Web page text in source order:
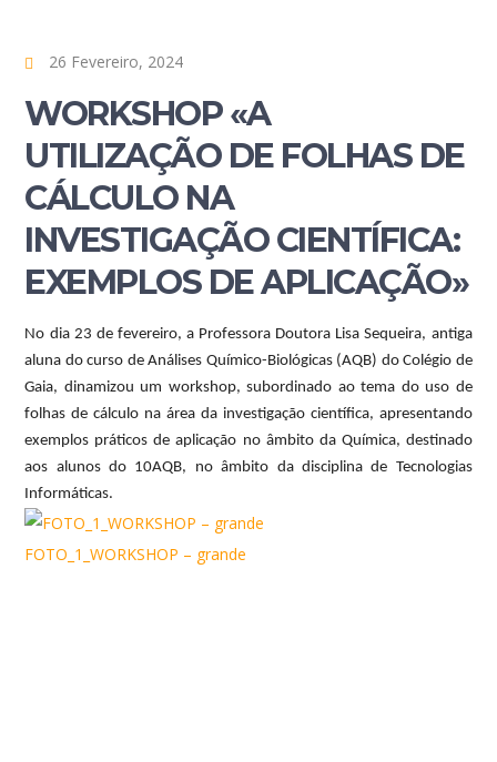
26 Fevereiro, 2024
WORKSHOP «A
UTILIZAÇÃO DE FOLHAS DE
CÁLCULO NA
INVESTIGAÇÃO CIENTÍFICA:
EXEMPLOS DE APLICAÇÃO»
No dia 23 de fevereiro, a Professora Doutora Lisa Sequeira, antiga
aluna do curso de Análises Químico-Biológicas (AQB) do Colégio de
Gaia, dinamizou um workshop, subordinado ao tema do uso de
folhas de cálculo na área da investigação científica, apresentando
exemplos práticos de aplicação no âmbito da Química, destinado
aos alunos do 10AQB, no âmbito da disciplina de Tecnologias
Informáticas.
FOTO_1_WORKSHOP – grande